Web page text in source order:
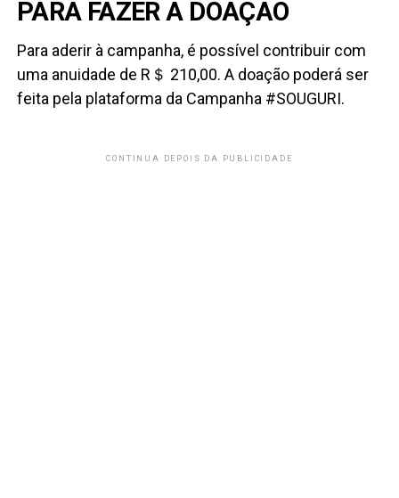
­­­­­­­­­­­­­­­­­­­­­­­­­­­­­­­­­­­PARA FAZER A DOAÇÃO
Para aderir à campanha, é possível contribuir com
uma anuidade de R＄ 210,00. A doação poderá ser
feita pela plataforma da Campanha #SOUGURI.
CONTINUA DEPOIS DA PUBLICIDADE